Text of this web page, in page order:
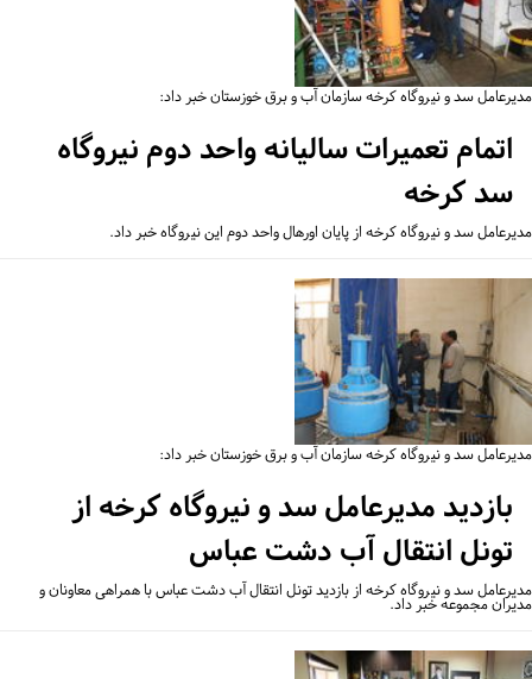
سد و نیروگاه کرخه سازمان آب و برق خوزستان خبر داد:
اتمام تعمیرات سالیانه واحد دوم نیروگاه
سد کرخه
سد و نیروگاه کرخه از پایان اورهال واحد دوم این نیروگاه خبر داد.
سد و نیروگاه کرخه سازمان آب و برق خوزستان خبر داد:
بازدید مدیرعامل سد و نیروگاه کرخه از
تونل انتقال آب دشت عباس
سد و نیروگاه کرخه از بازدید تونل انتقال آب دشت عباس با همراهی معاونان و
مجموعه خبر داد.